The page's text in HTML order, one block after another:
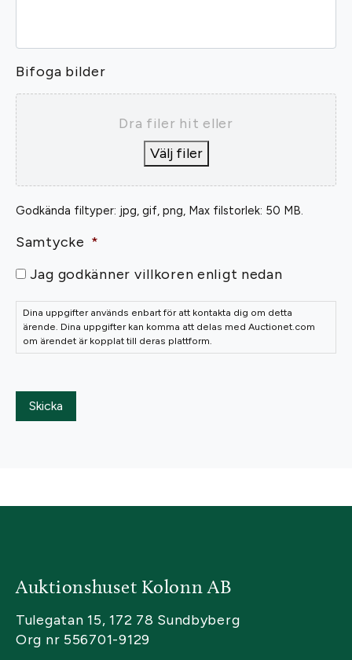
Bifoga bilder
Dra filer hit eller
Välj filer
Godkända filtyper: jpg, gif, png, Max filstorlek: 50 MB.
Samtycke *
Jag godkänner villkoren enligt nedan
Dina uppgifter används enbart för att kontakta dig om detta
ärende. Dina uppgifter kan komma att delas med Auctionet.com
om ärendet är kopplat till deras plattform.
Skicka
Auktionshuset Kolonn AB
Tulegatan 15, 172 78 Sundbyberg
Org nr 556701-9129